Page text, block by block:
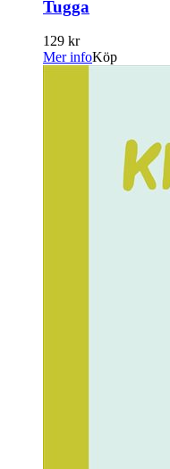
Tugga
129 kr
Mer infoKöp